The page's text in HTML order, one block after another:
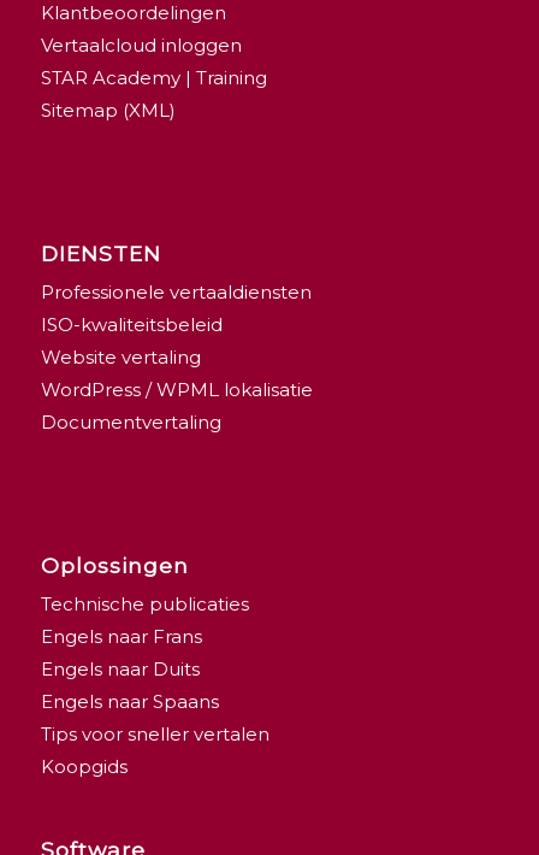
Klantbeoordelingen
Vertaalcloud inloggen
STAR Academy | Training
Sitemap (XML)
DIENSTEN
Professionele vertaaldiensten
ISO-kwaliteitsbeleid
Website vertaling
WordPress / WPML lokalisatie
Documentvertaling
Oplossingen
Technische publicaties
Engels naar Frans
Engels naar Duits
Engels naar Spaans
Tips voor sneller vertalen
Koopgids
Software